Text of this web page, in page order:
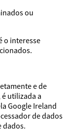
ou
o interesse
e de
utilizada a
Google Ireland
de dados
dados.